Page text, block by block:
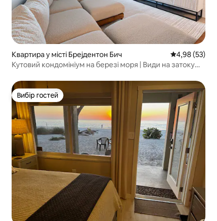
Квартира у місті Брејдентон Бич Середня
4,98 (53)
Кутовий кондомініум на березі моря | Види на затоку
Вибір гостей
Вибір гостей